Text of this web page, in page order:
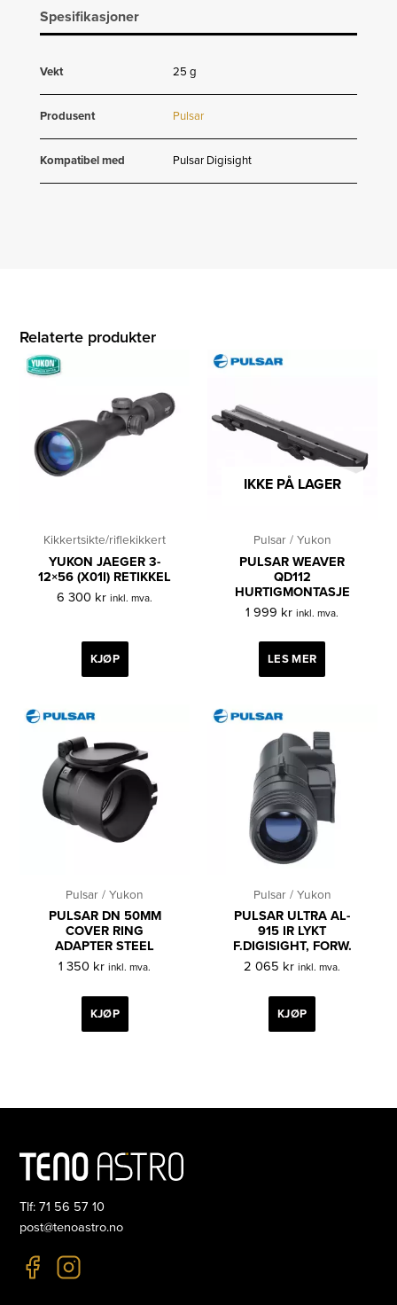
Spesifikasjoner
Vekt 25 g
Produsent Pulsar
Kompatibel med Pulsar Digisight
Relaterte produkter
Kikkertsikte/riflekikkert
YUKON JAEGER 3-
12×56 (X01I) RETIKKEL
6 300 kr inkl. mva.
KJØP
IKKE PÅ LAGER
Pulsar / Yukon
PULSAR WEAVER
QD112
HURTIGMONTASJE
1 999 kr inkl. mva.
LES MER
Pulsar / Yukon
PULSAR DN 50MM
COVER RING
ADAPTER STEEL
1 350 kr inkl. mva.
KJØP
Pulsar / Yukon
PULSAR ULTRA AL-
915 IR LYKT
F.DIGISIGHT, FORW.
2 065 kr inkl. mva.
KJØP
Tlf: 71 56 57 10
post@tenoastro.no